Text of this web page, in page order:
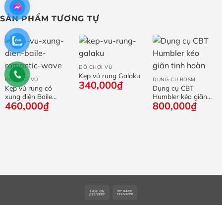
SẢN PHẨM TƯƠNG TỰ
ĐỒ CHƠI VÚ
Kẹp vú rung có
xung điện Baile
Romantic Wave
460,000₫
ĐỒ CHƠI VÚ
Kẹp vú rung Galaku
340,000₫ DỤNG CỤ BDSM
Dụng cụ CBT
Humbler kéo giãn
tinh hoàn
800,000₫
Cash